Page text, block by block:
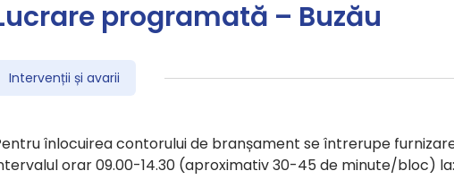
programată – Buzău
Intervenții și avarii
înlocuirea contorului de branșament se întrerupe
orar 09.00-14.30 (aproximativ 30-45 de minute/bloc) la: